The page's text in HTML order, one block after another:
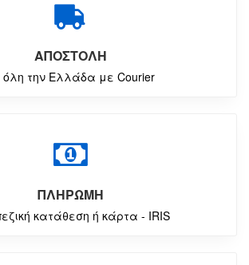
ΑΠΟΣΤΟΛΗ
όλη την Ελλάδα με Courier
ΠΛΗΡΩΜΗ
κατάθεση ή κάρτα - IRIS